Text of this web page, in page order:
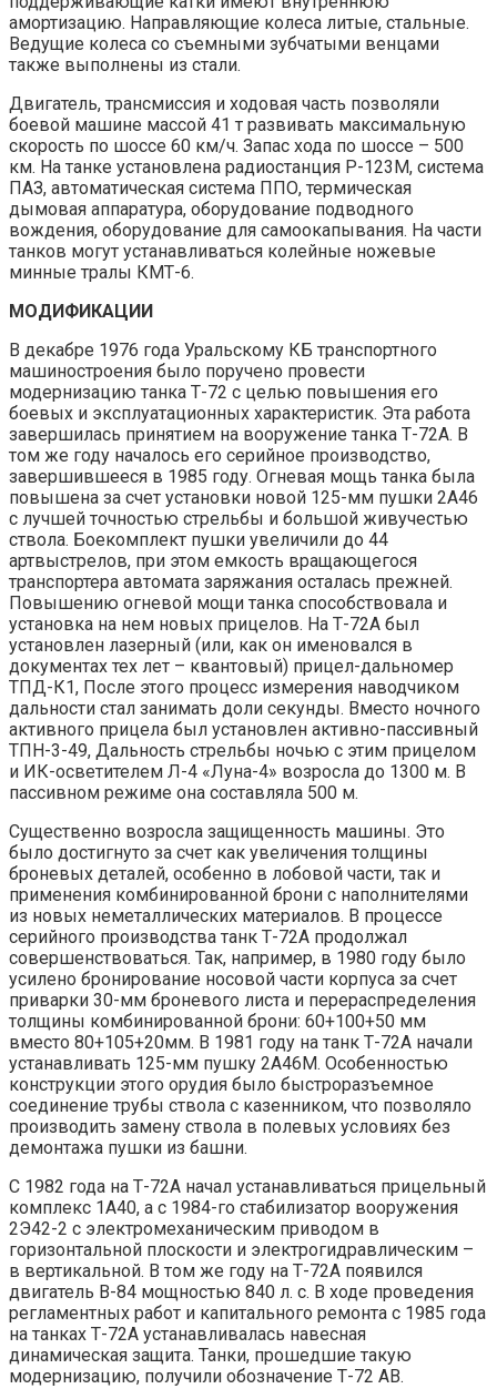
амортизацию. Направляющие колеса литые, стальные.
Ведущие колеса со съемными зубчатыми венцами
также выполнены из стали.
Двигатель, трансмиссия и ходовая часть позволяли
боевой машине массой 41 т развивать максимальную
скорость по шоссе 60 км/ч. Запас хода по шоссе – 500
км. На танке установлена радиостанция Р-123М, система
ПАЗ, автоматическая система ППО, термическая
дымовая аппаратура, оборудование подводного
вождения, оборудование для самоокапывания. На части
танков могут устанавливаться колейные ножевые
минные тралы КМТ-6.
МОДИФИКАЦИИ
В декабре 1976 года Уральскому КБ транспортного
машиностроения было поручено провести
модернизацию танка Т-72 с целью повышения его
боевых и эксплуатационных характеристик. Эта работа
завершилась принятием на вооружение танка Т-72А. В
том же году началось его серийное производство,
завершившееся в 1985 году. Огневая мощь танка была
повышена за счет установки новой 125-мм пушки 2А46
с лучшей точностью стрельбы и большой живучестью
ствола. Боекомплект пушки увеличили до 44
артвыстрелов, при этом емкость вращающегося
транспортера автомата заряжания осталась прежней.
Повышению огневой мощи танка способствовала и
установка на нем новых прицелов. На Т-72А был
установлен лазерный (или, как он именовался в
документах тех лет – квантовый) прицел-дальномер
ТПД-К1, После этого процесс измерения наводчиком
дальности стал занимать доли секунды. Вместо ночного
активного прицела был установлен активно-пассивный
ТПН-3-49, Дальность стрельбы ночью с этим прицелом
и ИК-осветителем Л-4 «Луна-4» возросла до 1300 м. В
пассивном режиме она составляла 500 м.
Существенно возросла защищенность машины. Это
было достигнуто за счет как увеличения толщины
броневых деталей, особенно в лобовой части, так и
применения комбинированной брони с наполнителями
из новых неметаллических материалов. В процессе
серийного производства танк Т-72А продолжал
совершенствоваться. Так, например, в 1980 году было
усилено бронирование носовой части корпуса за счет
приварки 30-мм броневого листа и перераспределения
толщины комбинированной брони: 60+100+50 мм
вместо 80+105+20мм. В 1981 году на танк Т-72А начали
устанавливать 125-мм пушку 2А46М. Особенностью
конструкции этого орудия было быстроразъемное
соединение трубы ствола с казенником, что позволяло
производить замену ствола в полевых условиях без
демонтажа пушки из башни.
С 1982 года на Т-72А начал устанавливаться прицельный
комплекс 1А40, а с 1984-го стабилизатор вооружения
2Э42-2 с электромеханическим приводом в
горизонтальной плоскости и электрогидравлическим –
в вертикальной. В том же году на Т-72А появился
двигатель В-84 мощностью 840 л. с. В ходе проведения
регламентных работ и капитального ремонта с 1985 года
на танках Т-72А устанавливалась навесная
динамическая защита. Танки, прошедшие такую
модернизацию, получили обозначение Т-72 АВ.